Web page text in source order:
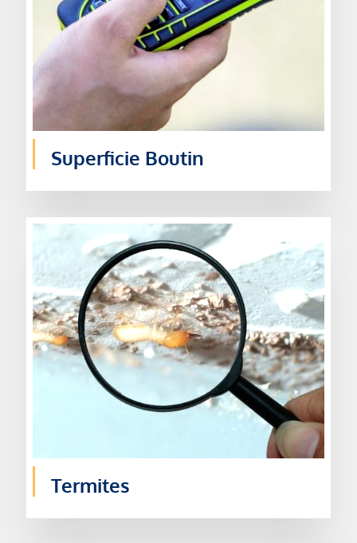
Superficie Boutin
Termites